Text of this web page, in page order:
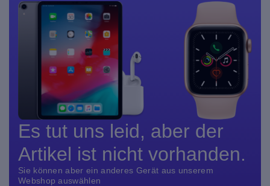
Es tut uns leid, aber der
Artikel ist nicht vorhanden.
Sie können aber ein anderes Gerät aus unserem
Webshop auswählen